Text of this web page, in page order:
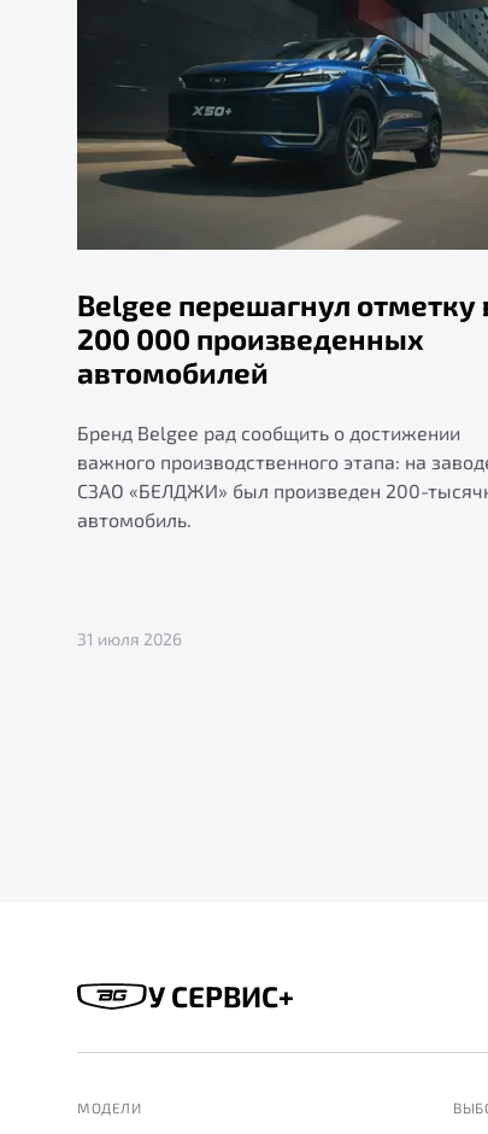
Belgee перешагнул отметку
200 000 произведенных
автомобилей
Бренд Belgee рад сообщить о достижении
важного производственного этапа: на
СЗАО «БЕЛДЖИ» был произведен 200-
автомобиль.
31 июля 2026
У СЕРВИС+
МОДЕЛИ